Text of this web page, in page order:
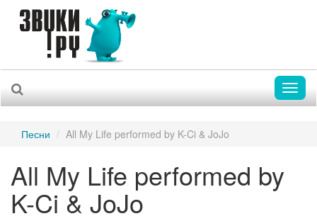
Песни All My Life performed by K-Ci & JoJo
All My Life performed by
K-Ci & JoJo